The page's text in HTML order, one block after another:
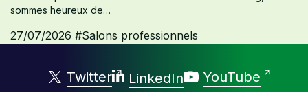
sommes heureux de…
27/07/2026 #Salons professionnels
Twitter LinkedIn YouTube